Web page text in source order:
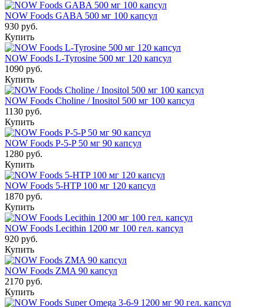
NOW Foods GABA 500 мг 100 капсул
930 руб.
Купить
NOW Foods L-Tyrosine 500 мг 120 капсул
1090 руб.
Купить
NOW Foods Choline / Inositol 500 мг 100 капсул
1130 руб.
Купить
NOW Foods P-5-P 50 мг 90 капсул
1280 руб.
Купить
NOW Foods 5-HTP 100 мг 120 капсул
1870 руб.
Купить
NOW Foods Lecithin 1200 мг 100 гел. капсул
920 руб.
Купить
NOW Foods ZMA 90 капсул
2170 руб.
Купить